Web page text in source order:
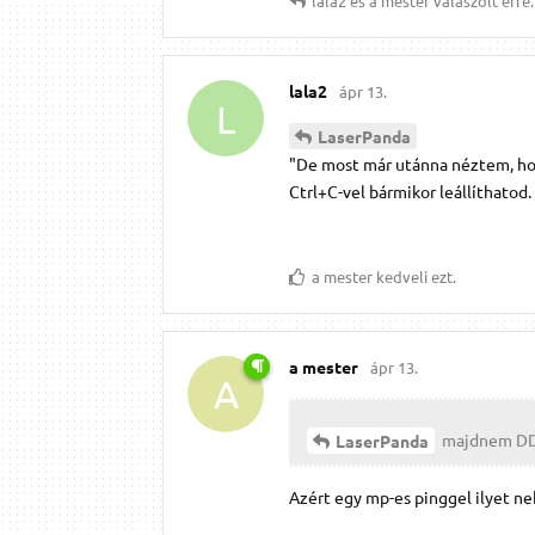
L
lala2 ápr 13.
LaserPanda
"De most már utánna néztem,
Ctrl+C-vel bármikor leállíthatod.
a mester kedveli ezt.
A
a mester ápr 13.
LaserPanda majdnem
Azért egy mp-es pinggel ilyet